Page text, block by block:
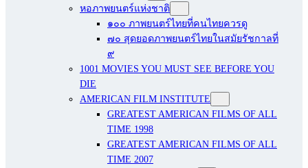
หอภาพยนตร์แห่งชาติ
๑๐๐ ภาพยนตร์ไทยที่คนไทยควรดู
๗๐ สุดยอดภาพยนตร์ไทยในสมัยรัชกาลที่
๙
1001 MOVIES YOU MUST SEE BEFORE YOU
DIE
AMERICAN FILM INSTITUTE
GREATEST AMERICAN FILMS OF ALL
TIME 1998
GREATEST AMERICAN FILMS OF ALL
TIME 2007